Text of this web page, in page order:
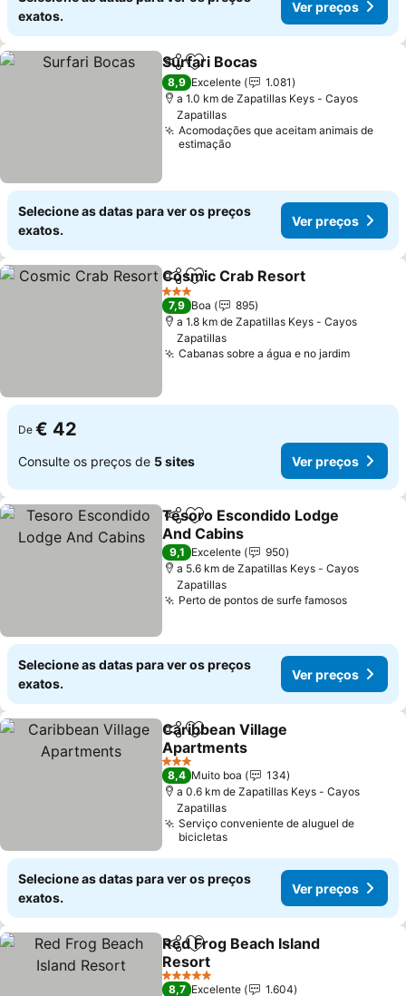
exatos.
Ver preços
PartilharAdicionar aos favoritos
Surfari Bocas
8,9 Excelente
1.081
a 1.0 km de Zapatillas Keys - Cayos
Zapatillas
Acomodações que aceitam animais de
estimação
Selecione as datas para ver os preços
exatos.
Ver preços
PartilharAdicionar aos favoritos
Cosmic Crab Resort
3 Estrelas
7,9 Boa
895
a 1.8 km de Zapatillas Keys - Cayos
Zapatillas
Cabanas sobre a água e no jardimVer
De € 42
Consulte os preços de 5 sites Ver preços
PartilharAdicionar aos favoritos
Tesoro Escondido Lodge
And Cabins
Ver preços
9,1 Excelente
950
a 5.6 km de Zapatillas Keys - Cayos
Zapatillas
Perto de pontos de surfe famososVer
Selecione as datas para ver os preços
exatos.
Ver preços
PartilharAdicionar aos favoritos
Caribbean Village
Apartments
Ver preços
3 Estrelas
8,4 Muito boa
134
a 0.6 km de Zapatillas Keys - Cayos
Zapatillas
Serviço conveniente de aluguel de
bicicletas
Selecione as datas para ver os preços
exatos.
Ver preços
PartilharAdicionar aos favoritos
Red Frog Beach Island
Resort
Ver preços
5 Estrelas
8,7 Excelente 1.604